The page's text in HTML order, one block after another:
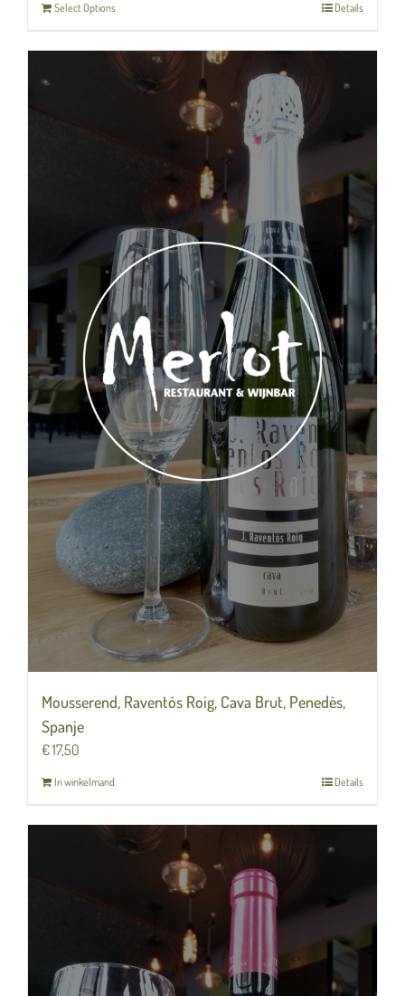
Select Options Details
Mousserend, Raventós Roig, Cava Brut, Penedès,
Spanje
€17,50
In winkelmand Details